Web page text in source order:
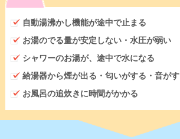
自動湯沸かし機能が途中で止まる
お湯のでる量が安定しない・水圧が弱い
シャワーのお湯が、途中で水になる
給湯器から煙が出る・匂いがする・音が
お風呂の追炊きに時間がかかる